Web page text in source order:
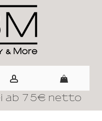
ab 75€ netto